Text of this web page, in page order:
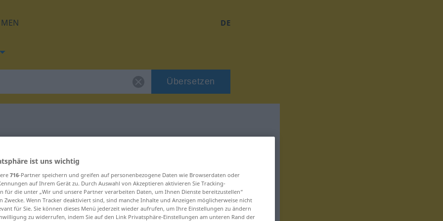
DE
Übersetzen
für "suzbiti"
ist uns wichtig
716-Partner speichern und greifen auf personenbezogene Daten wie Browserdaten oder
auf Ihrem Gerät zu. Durch Auswahl von Akzeptieren aktivieren Sie Tracking-
für die unter „Wir und unsere Partner verarbeiten Daten, um Ihnen Dienste bereitzustellen“
Zwecke. Wenn Tracker deaktiviert sind, sind manche Inhalte und Anzeigen möglicherweise nicht
für Sie. Sie können dieses Menü jederzeit wieder aufrufen, um Ihre Einstellungen zu ändern
zu widerrufen, indem Sie auf den Link Privatsphäre-Einstellungen am unteren Rand der